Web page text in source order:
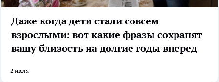
Даже когда дети стали совсем
взрослыми: вот какие фразы сохранят
вашу близость на долгие годы вперед
2 июля